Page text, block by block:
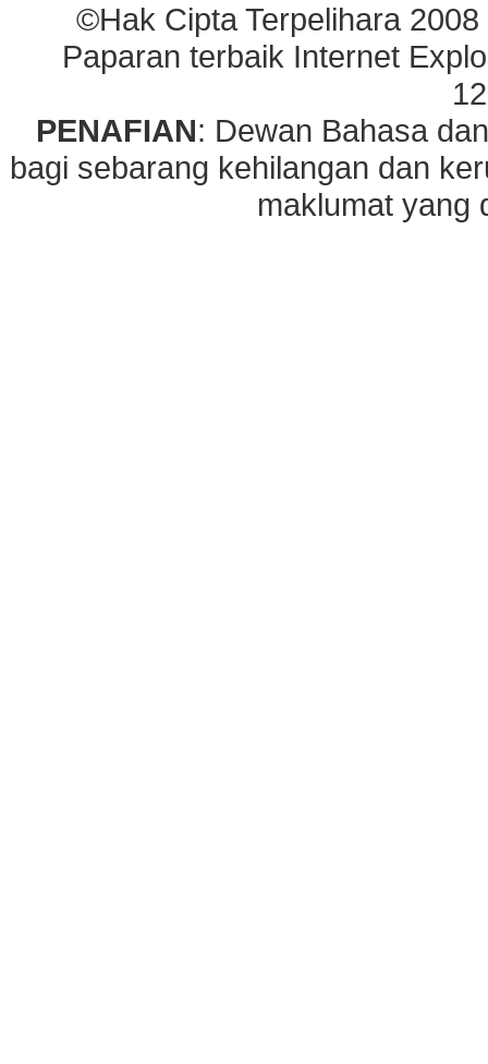
©Hak Cipta Terpelihara
Paparan terbaik Internet
PENAFIAN: Dewan Bahasa
bagi sebarang kehilangan dan
maklumat yang